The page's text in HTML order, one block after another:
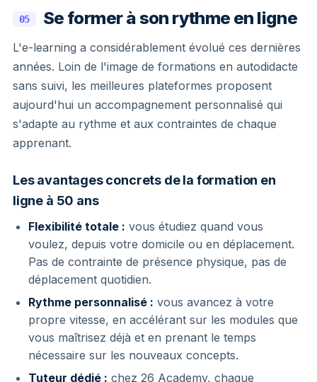
05 Se former à son rythme en ligne
L'e-learning a considérablement évolué ces dernières
années. Loin de l'image de formations en autodidacte
sans suivi, les meilleures plateformes proposent
aujourd'hui un accompagnement personnalisé qui
s'adapte au rythme et aux contraintes de chaque
apprenant.
Les avantages concrets de la formation en
ligne à 50 ans
Flexibilité totale : vous étudiez quand vous
voulez, depuis votre domicile ou en déplacement.
Pas de contrainte de présence physique, pas de
déplacement quotidien.
Rythme personnalisé : vous avancez à votre
propre vitesse, en accélérant sur les modules que
vous maîtrisez déjà et en prenant le temps
nécessaire sur les nouveaux concepts.
Tuteur dédié : chez 26 Academy, chaque